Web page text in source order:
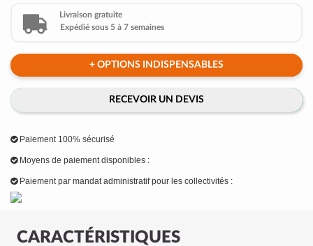
CARACTÉRISTIQUES
Livraison gratuite
Expédié sous 5 à 7 semaines
+ OPTIONS INDISPENSABLES
RECEVOIR UN DEVIS
Paiement 100% sécurisé
Moyens de paiement disponibles :
Paiement par mandat administratif pour les collectivités :